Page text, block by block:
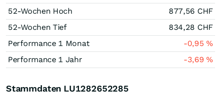
52-Wochen Hoch
877,56 CHF
52-Wochen Tief
834,28 CHF
Performance 1 Monat
-0,95%
Performance 1 Jahr
-3,69%
Stammdaten LU1282652285